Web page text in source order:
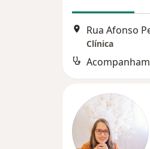
Rua Afonso
Clínica